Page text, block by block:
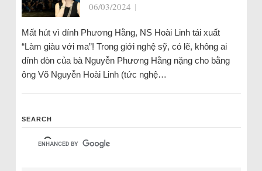
06/03/2024 |
Mất hút vì dính Phương Hằng, NS Hoài Linh tái xuất
“Làm giàu với ma”! Trong giới nghệ sỹ, có lẽ, không ai
dính đòn của bà Nguyễn Phương Hằng nặng cho bằng
ông Võ Nguyễn Hoài Linh (tức nghệ…
SEARCH